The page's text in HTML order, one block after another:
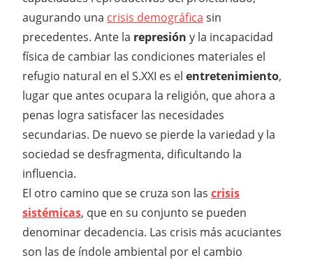
augurando una crisis demográfica sin
precedentes. Ante la represión y la incapacidad
física de cambiar las condiciones materiales el
refugio natural en el S.XXI es el entretenimiento,
lugar que antes ocupara la religión, que ahora a
penas logra satisfacer las necesidades
secundarias. De nuevo se pierde la variedad y la
sociedad se desfragmenta, dificultando la
influencia.
El otro camino que se cruza son las crisis
sistémicas, que en su conjunto se pueden
denominar decadencia. Las crisis más acuciantes
son las de índole ambiental por el cambio